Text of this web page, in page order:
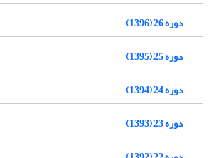
دوره 26 (1396)
دوره 25 (1395)
دوره 24 (1394)
دوره 23 (1393)